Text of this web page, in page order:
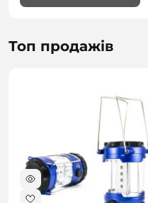
Топ продажів